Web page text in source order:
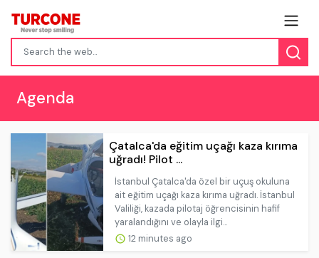
Agenda
Çatalca'da eğitim uçağı kaza kırıma
uğradı! Pilot ...
İstanbul Çatalca'da özel bir uçuş okuluna
ait eğitim uçağı kaza kırıma uğradı. İstanbul
Valiliği, kazada pilotaj öğrencisinin hafif
yaralandığını ve olayla ilgi...
12 minutes ago